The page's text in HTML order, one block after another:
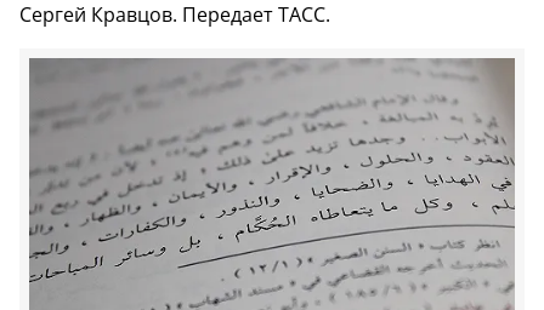
Сергей Кравцов. Передает ТАСС.